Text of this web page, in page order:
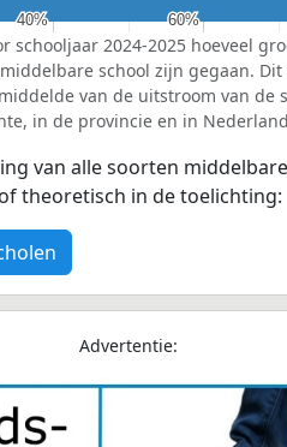
40%
40% 60%
60%
schooljaar 2024-2025 hoeveel
school zijn gegaan.
van de uitstroom van de
in de provincie en in
van alle soorten
theoretisch in de toelichting:
Advertentie: